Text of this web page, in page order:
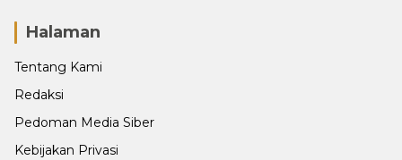
Halaman
Tentang Kami
Redaksi
Pedoman Media Siber
Kebijakan Privasi